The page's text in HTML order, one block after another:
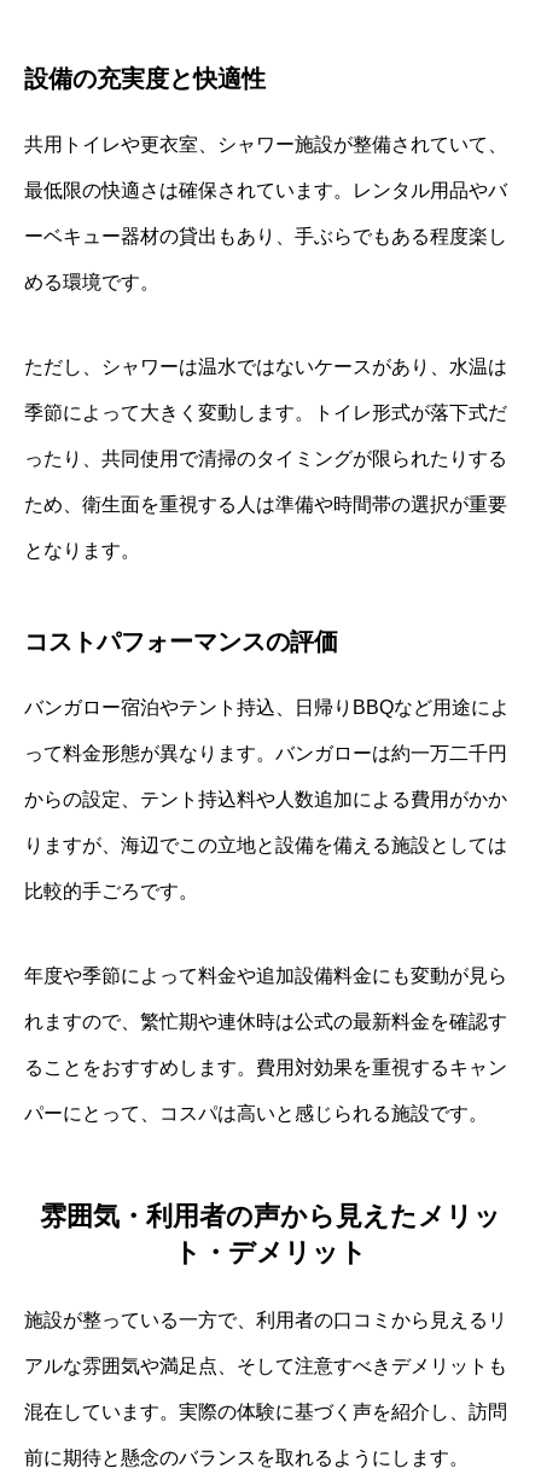
設備の充実度と快適性
共用トイレや更衣室、シャワー施設が整備されていて、
最低限の快適さは確保されています。レンタル用品やバ
ーベキュー器材の貸出もあり、手ぶらでもある程度楽し
める環境です。
ただし、シャワーは温水ではないケースがあり、水温は
季節によって大きく変動します。トイレ形式が落下式だ
ったり、共同使用で清掃のタイミングが限られたりする
ため、衛生面を重視する人は準備や時間帯の選択が重要
となります。
コストパフォーマンスの評価
バンガロー宿泊やテント持込、日帰りBBQなど用途によ
って料金形態が異なります。バンガローは約一万二千円
からの設定、テント持込料や人数追加による費用がかか
りますが、海辺でこの立地と設備を備える施設としては
比較的手ごろです。
年度や季節によって料金や追加設備料金にも変動が見ら
れますので、繁忙期や連休時は公式の最新料金を確認す
ることをおすすめします。費用対効果を重視するキャン
パーにとって、コスパは高いと感じられる施設です。
雰囲気・利用者の声から見えたメリッ
ト・デメリット
施設が整っている一方で、利用者の口コミから見えるリ
アルな雰囲気や満足点、そして注意すべきデメリットも
混在しています。実際の体験に基づく声を紹介し、訪問
前に期待と懸念のバランスを取れるようにします。